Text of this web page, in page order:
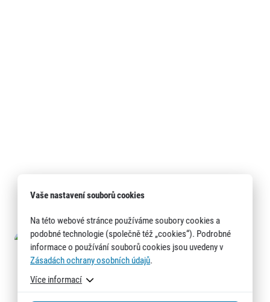
Vaše nastavení souborů cookies
Na této webové stránce používáme soubory cookies a
podobné technologie (společně též „cookies“). Podrobné
informace o používání souborů cookies jsou uvedeny v
Zásadách ochrany osobních údajů.
Více informací